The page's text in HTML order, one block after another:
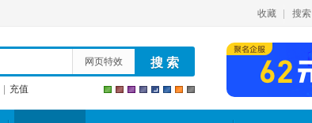
收藏 搜索
网页特效
充值